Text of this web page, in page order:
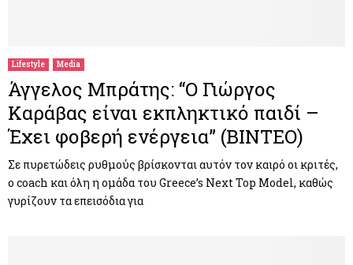
Lifestyle Media
Άγγελος Μπράτης: “Ο Γιώργος
Καράβας είναι εκπληκτικό παιδί –
Έχει φοβερή ενέργεια” (ΒΙΝΤΕΟ)
Σε πυρετώδεις ρυθμούς βρίσκονται αυτόν τον καιρό οι κριτές,
ο coach και όλη η ομάδα του Greece’s Next Top Model, καθώς
γυρίζουν τα επεισόδια για